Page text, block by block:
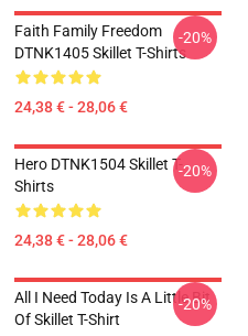
Faith Family Freedom
DTNK1405 Skillet T-Shirts
24,38 € - 28,06 €
-20%
Hero DTNK1504 Skillet T-
Shirts
24,38 € - 28,06 €
-20%
All I Need Today Is A Little Bit
Of Skillet T-Shirt
-20%